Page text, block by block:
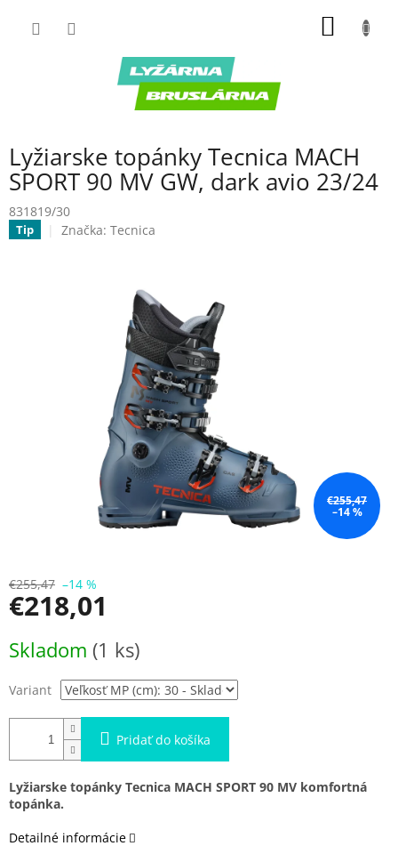
Lyžiarske topánky Tecnica MACH
SPORT 90 MV GW, dark avio 23/24
831819/30
Tip Značka: Tecnica
€255,47
–14 %
€255,47 –14 %
€218,01
cena:
Skladom (1 ks)
Variant
Pridať do košíka
Lyžiarske topánky Tecnica MACH SPORT 90 MV komfortná
topánka.
Detailné informácie